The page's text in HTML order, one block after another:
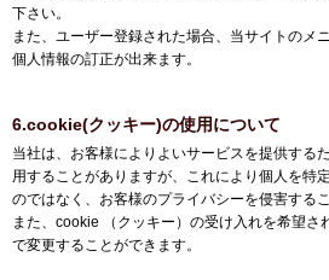
下さい。
また、ユーザー登録された場合、当サイトのメ
個人情報の訂正が出来ます。
6.cookie(クッキー)の使用について
当社は、お客様によりよいサービスを提供する
用することがありますが、これにより個人を特
のではなく、お客様のプライバシーを侵害する
また、cookie （クッキー）の受け入れを希望さ
で変更することができます。